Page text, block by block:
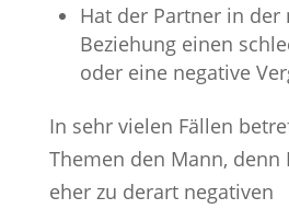
Hat der Partner in der
Beziehung einen
oder eine negative
In sehr vielen Fällen
Themen den Mann, denn
eher zu derart negativen